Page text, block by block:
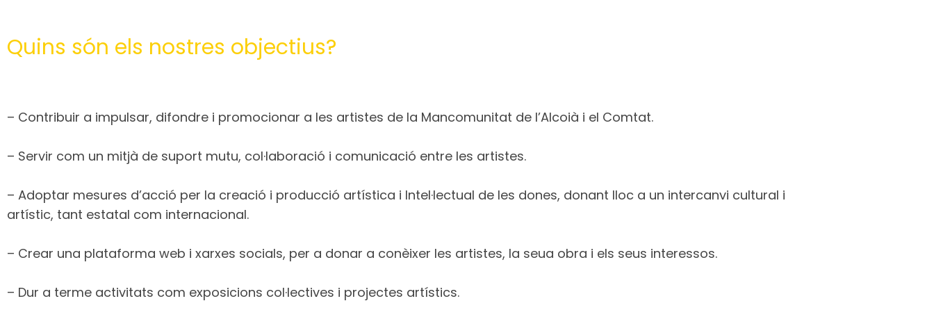
Quins són els nostres objectius?
– Contribuir a impulsar, difondre i promocionar a les artistes de la Mancomunitat de l’Alcoià i el Comtat.
– Servir com un mitjà de suport mutu, col·laboració i comunicació entre les artistes.
– Adoptar mesures d’acció per la creació i producció artística i Intel·lectual de les dones, donant lloc a un intercanvi cultural i
artístic, tant estatal com internacional.
– Crear una plataforma web i xarxes socials, per a donar a conèixer les artistes, la seua obra i els seus interessos.
– Dur a terme activitats com exposicions col·lectives i projectes artístics.